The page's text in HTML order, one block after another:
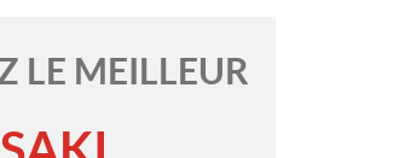
LE MEILLEUR